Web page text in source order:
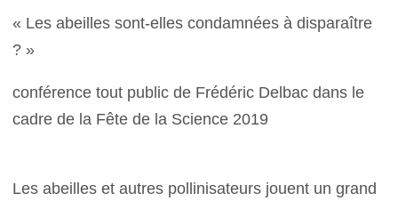
« Les abeilles sont-elles condamnées à disparaître
? »
conférence tout public de Frédéric Delbac dans le
cadre de la Fête de la Science 2019
Les abeilles et autres pollinisateurs jouent un grand